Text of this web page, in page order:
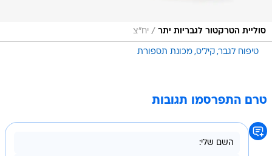
סוליית הטרקטור לגבריות יתר / יח״צ
טיפוח לגבר קיל'ס מכונת תספורת
טרם התפרסמו תגובות